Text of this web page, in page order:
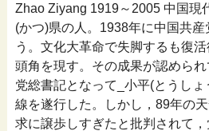
Zhao Ziyang 1919～2005 中国現
(かつ)県の人。1938年に中国共
う。文化大革命で失脚するも復
頭角を現す。その成果が認めら
党総書記となって_小平(とうし
線を遂行した。しかし，89年の
求に譲歩しすぎたと批判されて